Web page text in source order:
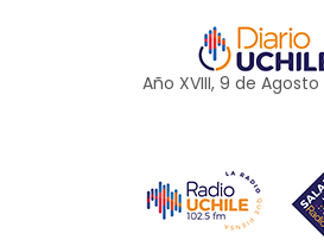
Año XVIII, 9 de Agosto